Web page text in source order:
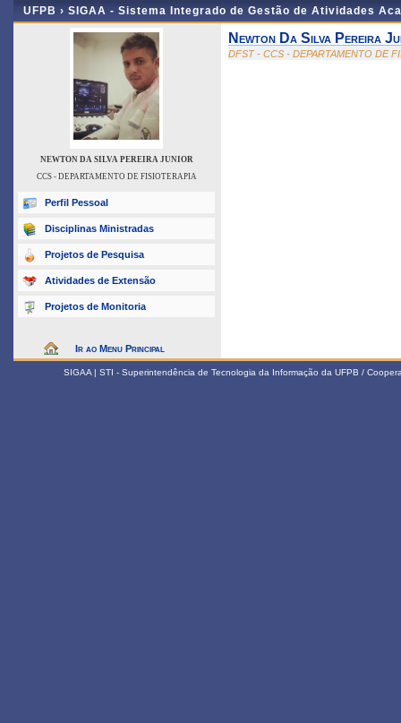
UFPB › SIGAA - Sistema Integrado de Gestão de Atividades
NEWTON DA SILVA PEREIRA JUNIOR
CCS - DEPARTAMENTO DE FISIOTERAPIA
Perfil Pessoal
Disciplinas Ministradas
Projetos de Pesquisa
Atividades de Extensão
Projetos de Monitoria
Ir ao Menu Principal
Newton Da Silva Pereira
DFST - CCS - DEPARTAMENTO DE
SIGAA | STI - Superintendência de Tecnologia da Informação da UFPB /